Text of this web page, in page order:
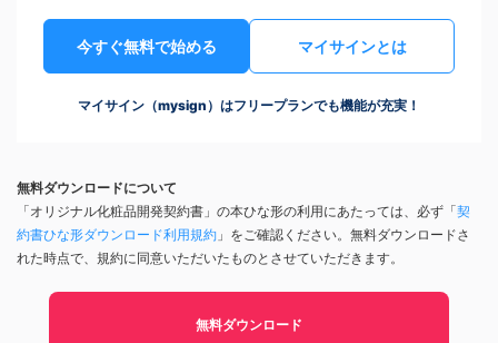
今すぐ無料で始める マイサインとは
マイサイン（mysign）はフリープランでも機能が充実！
無料ダウンロードについて
「オリジナル化粧品開発契約書」の本ひな形の利用にあたっては、必ず「契
約書ひな形ダウンロード利用規約 」をご確認ください。無料ダウンロードさ
れた時点で、規約に同意いただいたものとさせていただきます。
無料ダウンロード